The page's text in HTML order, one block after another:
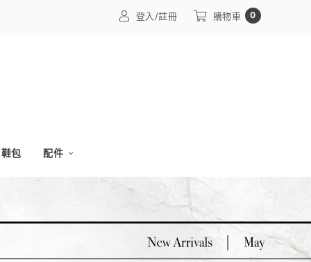
登入/註冊 購物車 0
鞋包 配件